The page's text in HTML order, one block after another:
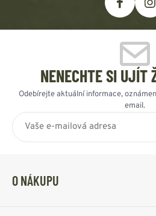
NENECHTE SI UJÍT
Odebírejte aktuální informace,
email.
O NÁKUPU